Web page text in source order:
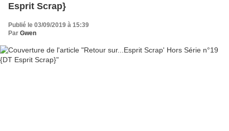
Esprit Scrap}
Publié le 03/09/2019 à 15:39
Par Gwen